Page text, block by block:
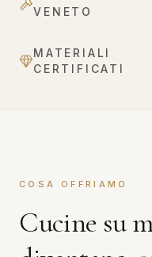
VENETO
MATERIALI
CERTIFICATI
COSA OFFRIAMO
Cucine su